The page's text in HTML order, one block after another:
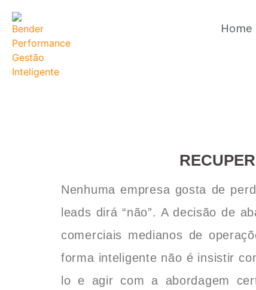
Home
Nenhuma empresa gosta de
leads dirá “não”. A decisão de
comerciais medianos de
forma inteligente não é insistir
lo e agir com a abordagem